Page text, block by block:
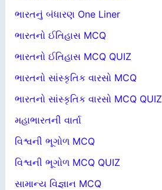
ભારતનું બંધારણ One Liner
ભારતનો ઈતિહાસ MCQ
ભારતનો ઈતિહાસ MCQ QUIZ
ભારતનો સાંસ્કૃતિક વારસો MCQ
ભારતનો સાંસ્કૃતિક વારસો MCQ QUIZ
મહાભારતની વાર્તા
વિશ્વની ભૂગોળ MCQ
વિશ્વની ભૂગોળ MCQ QUIZ
સામાન્ય વિજ્ઞાન MCQ